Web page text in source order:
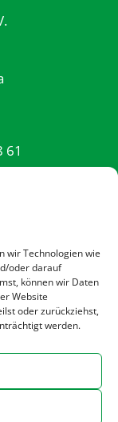
wir Technologien wie
oder darauf
können wir Daten
Website
oder zurückziehst,
werden.
61